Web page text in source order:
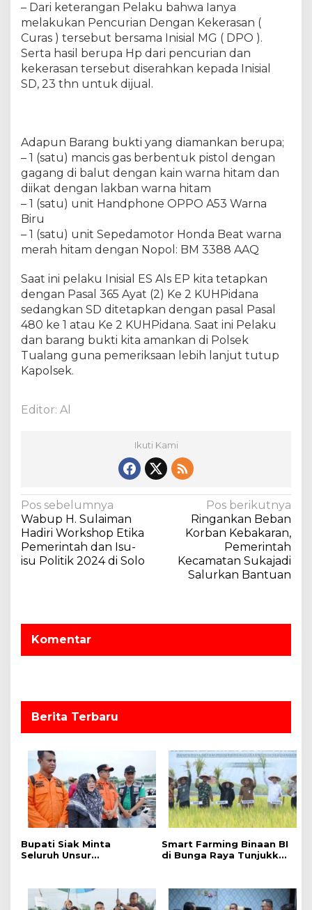
– Dari keterangan Pelaku bahwa Ianya
melakukan Pencurian Dengan Kekerasan (
Curas ) tersebut bersama Inisial MG ( DPO ).
Serta hasil berupa Hp dari pencurian dan
kekerasan tersebut diserahkan kepada Inisial
SD, 23 thn untuk dijual.
Adapun Barang bukti yang diamankan berupa;
– 1 (satu) mancis gas berbentuk pistol dengan
gagang di balut dengan kain warna hitam dan
diikat dengan lakban warna hitam
– 1 (satu) unit Handphone OPPO A53 Warna
Biru
– 1 (satu) unit Sepedamotor Honda Beat warna
merah hitam dengan Nopol: BM 3388 AAQ
Saat ini pelaku Inisial ES Als EP kita tetapkan
dengan Pasal 365 Ayat (2) Ke 2 KUHPidana
sedangkan SD ditetapkan dengan pasal Pasal
480 ke 1 atau Ke 2 KUHPidana. Saat ini Pelaku
dan barang bukti kita amankan di Polsek
Tualang guna pemeriksaan lebih lanjut tutup
Kapolsek.
Editor: Al
Ikuti Kami
N
a
v
i
s
s
Pos sebelumnya
Wabup H. Sulaiman
Hadiri Workshop Etika
Pemerintah dan Isu-
isu Politik 2024 di Solo
Pos berikutnya
Ringankan Beban
Korban Kebakaran,
Pemerintah
Kecamatan Sukajadi
Salurkan Bantuan
Komentar
Berita Terbaru
Bupati Siak Minta
Seluruh Unsur
Sungai Siak.
Smart Farming Binaan BI
di Bunga Raya Tunjukkan